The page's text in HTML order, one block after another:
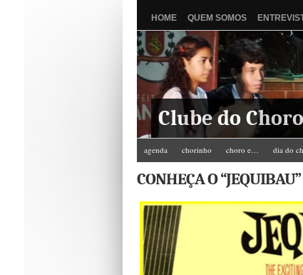
HOME QUEM SOMOS
Clube do
agenda chorinho choro e… dia do
Zé do Camarim
CONHEÇA O “JEQUIBAU”